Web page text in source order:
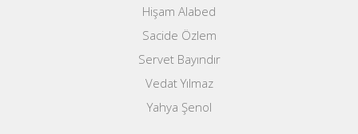
Hişam Alabed
Sacide Özlem
Servet Bayındır
Vedat Yılmaz
Yahya Şenol